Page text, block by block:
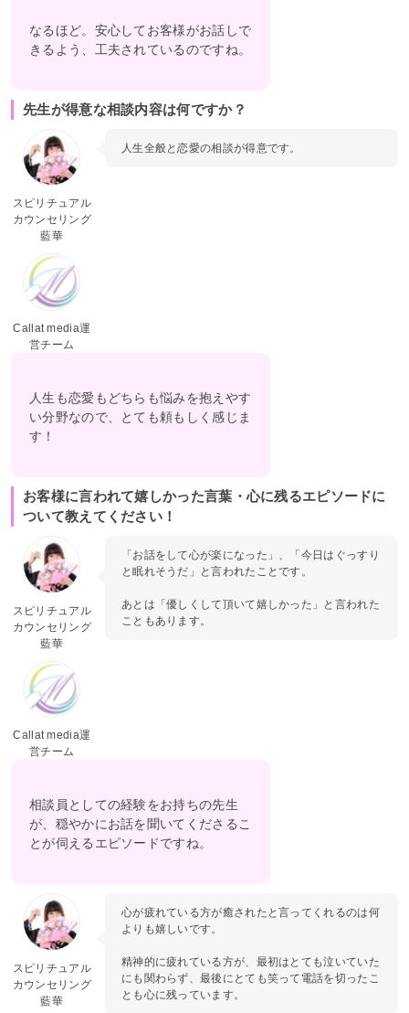
なるほど。安心してお客様がお話しで
きるよう、工夫されているのですね。
先生が得意な相談内容は何ですか？
スピリチュアル
カウンセリング
藍華
人生全般と恋愛の相談が得意です。
Callat media運
営チーム
人生も恋愛もどちらも悩みを抱えやす
い分野なので、とても頼もしく感じま
す！
お客様に言われて嬉しかった言葉・心に残るエピソードに
ついて教えてください！
スピリチュアル
カウンセリング
藍華
「お話をして心が楽になった」、「今日はぐっすり
と眠れそうだ」と言われたことです。
あとは「優しくして頂いて嬉しかった」と言われた
こともあります。
Callat media運
営チーム
相談員としての経験をお持ちの先生
が、穏やかにお話を聞いてくださるこ
とが伺えるエピソードですね。
スピリチュアル
カウンセリング
藍華
心が疲れている方が癒されたと言ってくれるのは何
よりも嬉しいです。
精神的に疲れている方が、最初はとても泣いていた
にも関わらず、最後にとても笑って電話を切ったこ
とも心に残っています。